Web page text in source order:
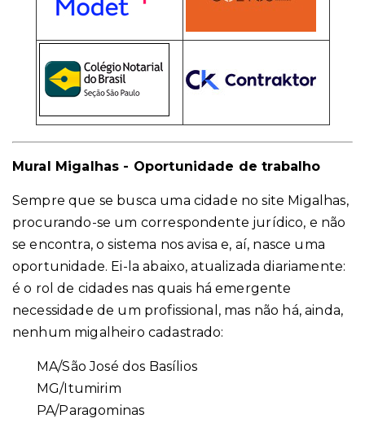
Mural Migalhas - Oportunidade de trabalho
Sempre que se busca uma cidade no site Migalhas,
procurando-se um correspondente jurídico, e não
se encontra, o sistema nos avisa e, aí, nasce uma
oportunidade. Ei-la abaixo, atualizada diariamente:
é o rol de cidades nas quais há emergente
necessidade de um profissional, mas não há, ainda,
nenhum migalheiro cadastrado:
MA/São José dos Basílios
MG/Itumirim
PA/Paragominas